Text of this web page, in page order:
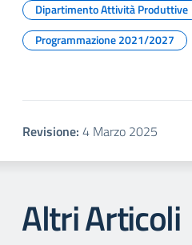
Dipartimento Attività Produttive
Programmazione 2021/2027
Revisione: 4 Marzo 2025
Altri Articoli